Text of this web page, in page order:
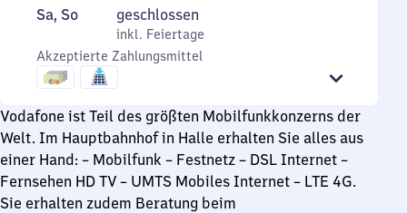
bis
9
Uhr
bis
Samstag
Sonntag
Sa, So,
inkl. Feiertage
geschlossen
inkl. Feiertage
Akzeptierte Zahlungsmittel
Vodafone ist Teil des größten Mobilfunkkonzerns der
Welt. Im Hauptbahnhof in Halle erhalten Sie alles aus
einer Hand: – Mobilfunk – Festnetz – DSL Internet –
Fernsehen HD TV – UMTS Mobiles Internet – LTE 4G.
Sie erhalten zudem Beratung beim